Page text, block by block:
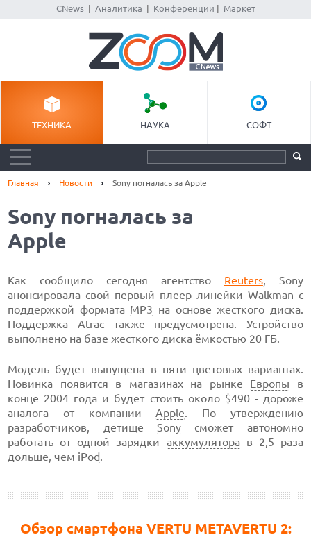
CNews| Аналитика Конференции Маркет
ТЕХНИКА НАУКА СОФТ
Главная Новости Sony погналась за Apple
Sony погналась за
Apple
Как сообщило сегодня агентство Reuters, Sony
анонсировала свой первый плеер линейки Walkman с
поддержкой формата МР3 на основе жесткого диска.
Поддержка Atrac также предусмотрена. Устройство
выполнено на базе жесткого диска ёмкостью 20 ГБ.
Модель будет выпущена в пяти цветовых вариантах.
Новинка появится в магазинах на рынке Европы в
конце 2004 года и будет стоить около $490 - дороже
аналога от компанииApple. По утверждению
разработчиков, детище Sony cможет автономно
работать от одной зарядки аккумуляторав 2,5 раза
дольше, чем iPod.
Обзор смартфона VERTU METAVERTU 2: